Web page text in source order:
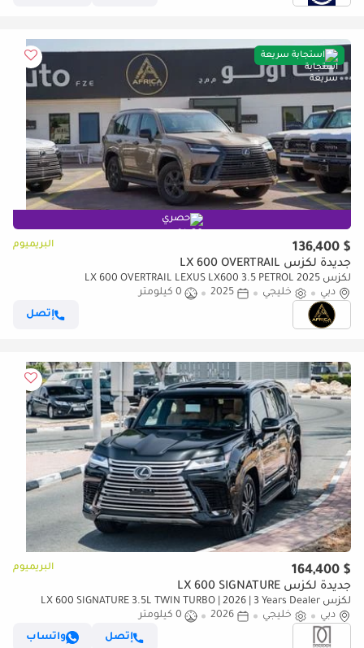
استجابة سريعة
حصري
$ 136,400 البريميوم
جديدة لكزس LX 600 OVERTRAIL
لكزس LX 600 OVERTRAIL LEXUS LX600 3.5 PETROL 2025
دبي
خليجي 2025
0 كيلومتر
إتصل
$ 164,400 البريميوم
جديدة لكزس LX 600 SIGNATURE
لكزس LX 600 SIGNATURE 3.5L TWIN TURBO | 2026 | 3 Years Dealer
Warranty | For Local Registration +10%
دبي خليجي 2026
0 كيلومتر
إتصل
واتساب